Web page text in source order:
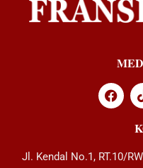
Jl. Kendal No.1, RT.10/